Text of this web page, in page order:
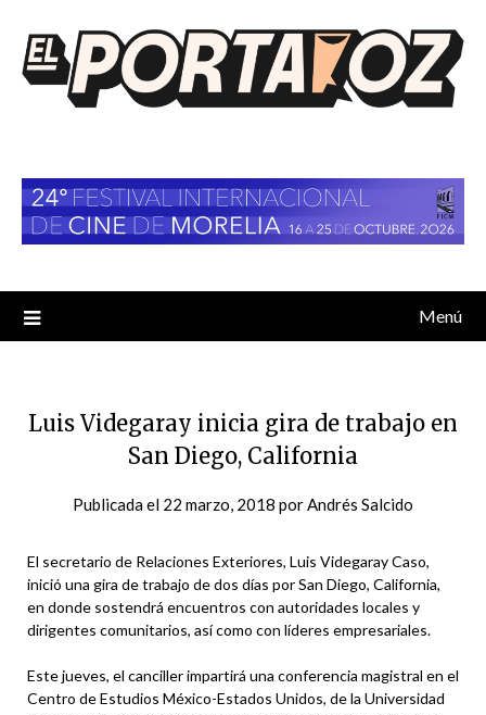
contenido
Menú
Luis Videgaray inicia gira de trabajo en
San Diego, California
Publicada el 22 marzo, 2018 porAndrés Salcido
El secretario de Relaciones Exteriores, Luis Videgaray Caso,
inició una gira de trabajo de dos días por San Diego, California,
en donde sostendrá encuentros con autoridades locales y
dirigentes comunitarios, así como con líderes empresariales.
Este jueves, el canciller impartirá una conferencia magistral en el
Centro de Estudios México-Estados Unidos, de la Universidad